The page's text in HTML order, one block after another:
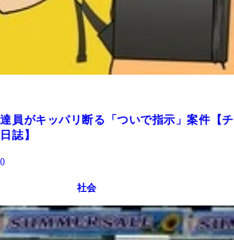
員がキッパリ断る「ついで指示」案件【チ
誌】
社会